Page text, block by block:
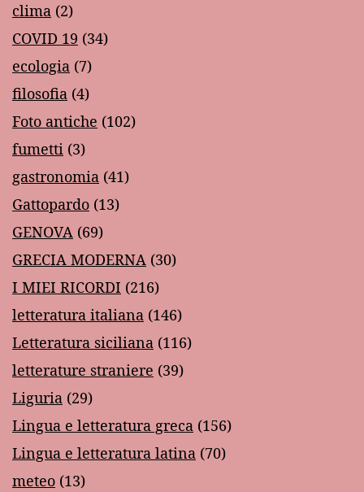
clima (2)
COVID 19 (34)
ecologia (7)
filosofia (4)
Foto antiche (102)
fumetti (3)
gastronomia (41)
Gattopardo (13)
GENOVA (69)
GRECIA MODERNA (30)
I MIEI RICORDI (216)
letteratura italiana (146)
Letteratura siciliana (116)
letterature straniere (39)
Liguria (29)
Lingua e letteratura greca (156)
Lingua e letteratura latina (70)
meteo (13)